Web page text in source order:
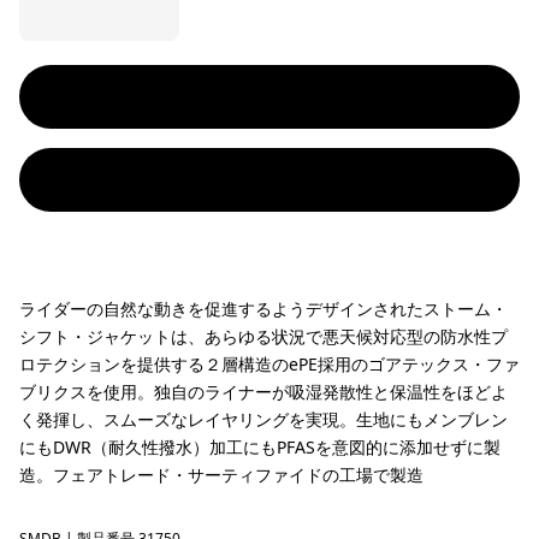
ライダーの自然な動きを促進するようデザインされたストーム・
シフト・ジャケットは、あらゆる状況で悪天候対応型の防水性プ
ロテクションを提供する２層構造のePE採用のゴアテックス・ファ
ブリクスを使用。独自のライナーが吸湿発散性と保温性をほどよ
く発揮し、スムーズなレイヤリングを実現。生地にもメンブレン
にもDWR（耐久性撥水）加工にもPFASを意図的に添加せずに製
造。フェアトレード・サーティファイドの工場で製造